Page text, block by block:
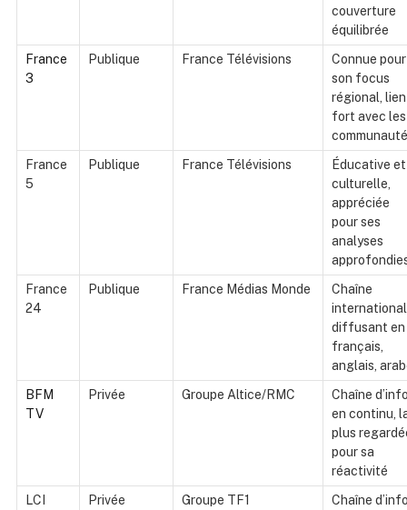
couverture
équilibrée
France
3
Publique France Télévisions
Connue pour
son focus
régional, lien
fort avec les
France
5
Publique France Télévisions
Éducative et
culturelle,
appréciée
pour ses
analyses
France
24
Publique France Médias Monde
Chaîne
diffusant en
français,
anglais,
BFM
TV
Privée Groupe Altice/RMC
Chaîne
en continu,
plus
pour sa
réactivité
LCI
Privée Groupe TF1
Chaîne